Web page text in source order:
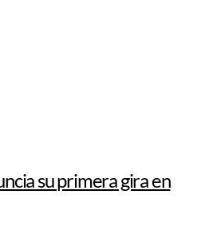
su primera gira en